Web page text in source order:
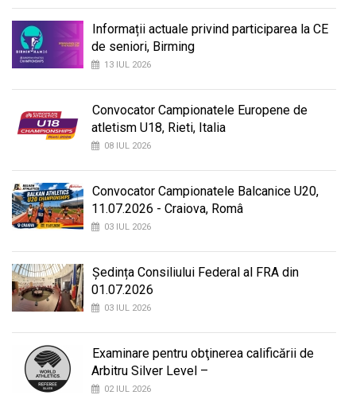
Informații actuale privind participarea la CE
de seniori, Birming
13 IUL 2026
Convocator Campionatele Europene de
atletism U18, Rieti, Italia
08 IUL 2026
Convocator Campionatele Balcanice U20,
11.07.2026 - Craiova, Româ
03 IUL 2026
Ședința Consiliului Federal al FRA din
01.07.2026
03 IUL 2026
Examinare pentru obţinerea calificării de
Arbitru Silver Level –
02 IUL 2026